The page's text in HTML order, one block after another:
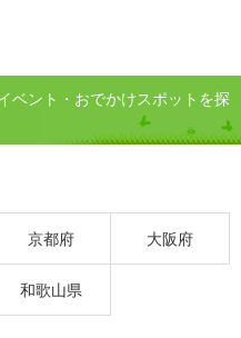
ベント・おでかけスポットを探
京都府 大阪府
和歌山県